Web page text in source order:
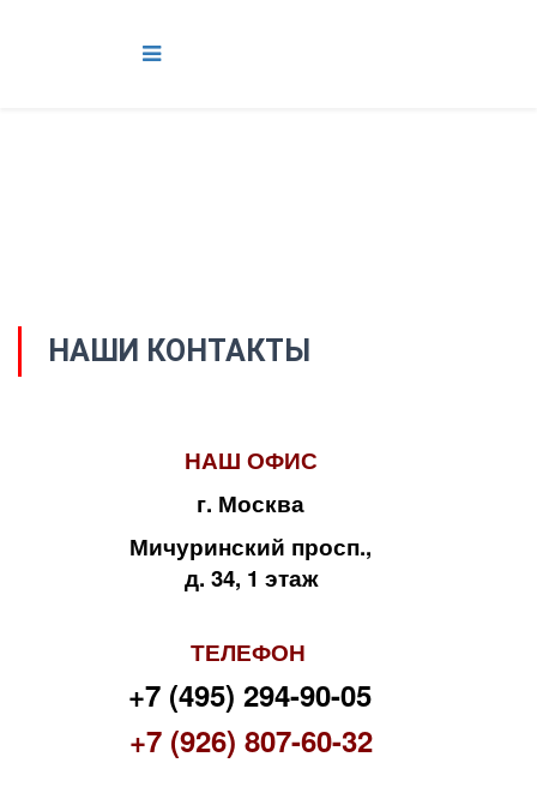
НАШИ КОНТАКТЫ
НАШ ОФИС
г. Москва
Мичуринский просп.,
д. 34, 1 этаж
ТЕЛЕФОН
+7 (495) 294-90-05
+7 (926) 807-60-32